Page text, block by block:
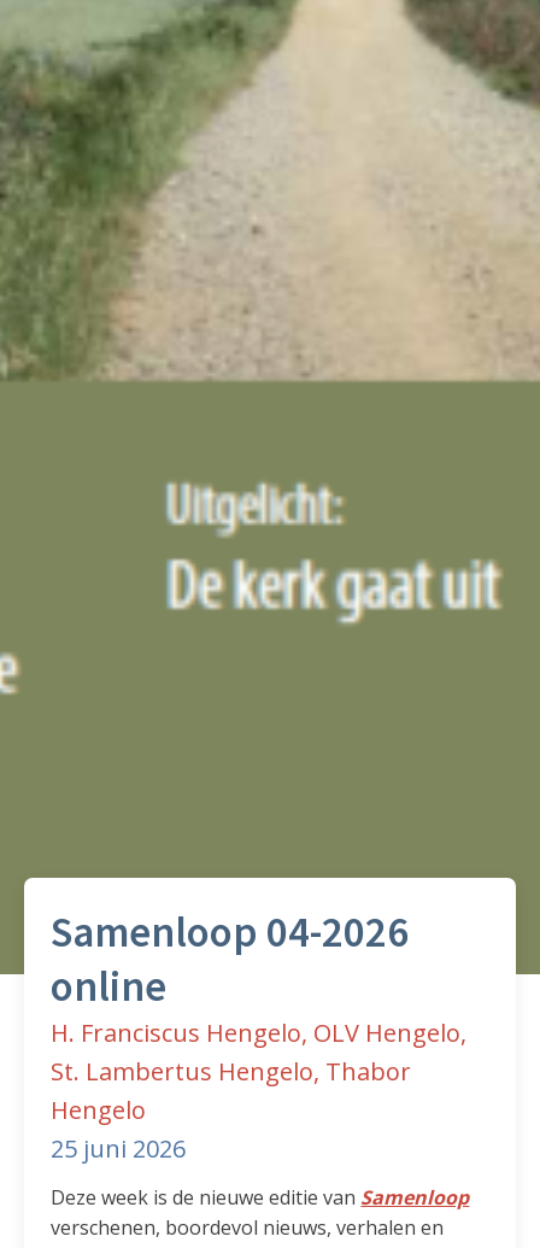
Samenloop 04-2026
online
H. Franciscus Hengelo, OLV Hengelo,
St. Lambertus Hengelo, Thabor
Hengelo
25 juni 2026
Deze week is de nieuwe editie van Samenloop
verschenen, boordevol nieuws, verhalen en